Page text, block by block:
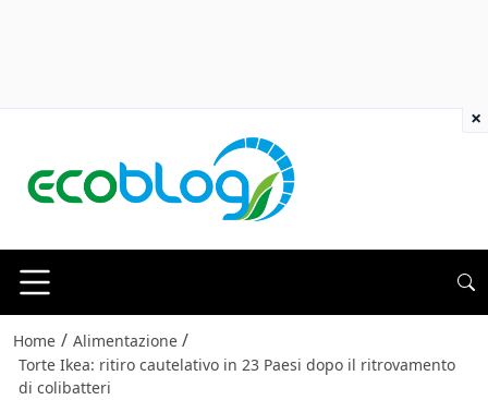
Home / Alimentazione /
Torte Ikea: ritiro cautelativo in 23 Paesi dopo il ritrovamento
di colibatteri
×